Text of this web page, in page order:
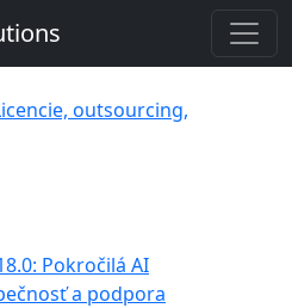
outsourcing,
Pokročilá AI
a podpora